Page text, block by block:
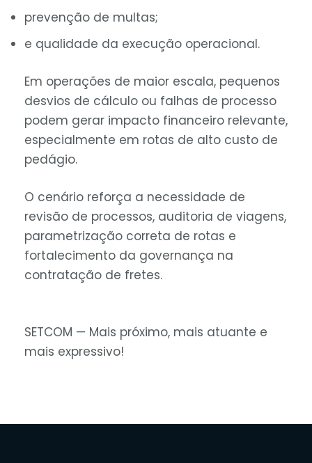
prevenção de multas;
e qualidade da execução operacional.
Em operações de maior escala, pequenos
desvios de cálculo ou falhas de processo
podem gerar impacto financeiro relevante,
especialmente em rotas de alto custo de
pedágio.
O cenário reforça a necessidade de
revisão de processos, auditoria de viagens,
parametrização correta de rotas e
fortalecimento da governança na
contratação de fretes.
SETCOM — Mais próximo, mais atuante e
mais expressivo!